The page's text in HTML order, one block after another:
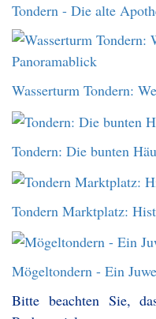
Tondern - Die alte
Wasserturm Tondern:
Tondern: Die bunten
Tondern Marktplatz:
Mögeltondern - Ein
Bitte beachten Sie,